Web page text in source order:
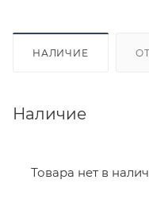
НАЛИЧИЕ
Наличие
Товара нет в